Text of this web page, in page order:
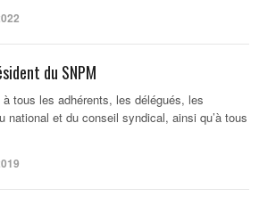
du SNPM
tous les adhérents, les délégués, les
national et du conseil syndical, ainsi qu’à tous